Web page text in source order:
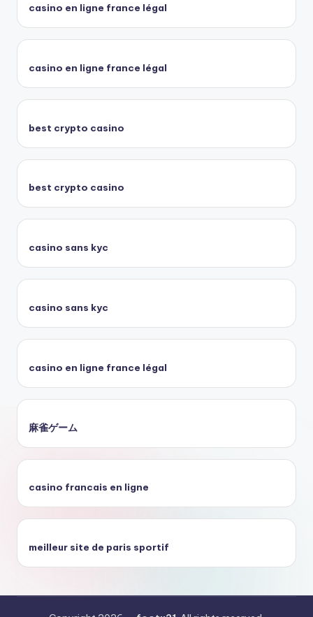
casino en ligne france légal
casino en ligne france légal
best crypto casino
best crypto casino
casino sans kyc
casino sans kyc
casino en ligne france légal
麻雀ゲーム
casino francais en ligne
meilleur site de paris sportif